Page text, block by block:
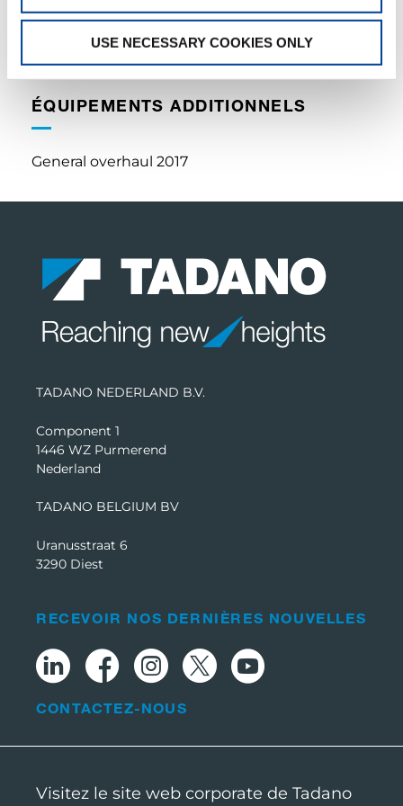
USE NECESSARY COOKIES ONLY
Typ 32 – 3 – RH
ÉQUIPEMENTS ADDITIONNELS
General overhaul 2017
TADANO NEDERLAND B.V.
Component 1
1446 WZ Purmerend
Nederland
TADANO BELGIUM BV
Uranusstraat 6
3290 Diest
RECEVOIR NOS DERNIÈRES NOUVELLES
CONTACTEZ-NOUS
Visitez le site web corporate de Tadano